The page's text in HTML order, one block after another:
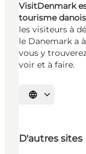
VisitDenmark
tourisme
les visiteurs à
le Danemark a
vous y
voir et à faire.
Choisissez la
D'autres sites